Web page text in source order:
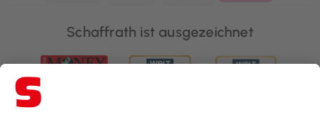
Schaffrath ist ausgezeichnet